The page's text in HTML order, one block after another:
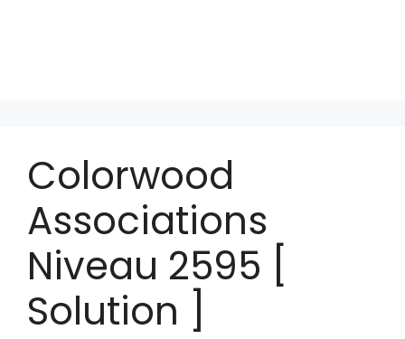
Colorwood
Associations
Niveau 2595 [
Solution ]